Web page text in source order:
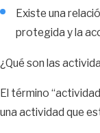
Existe una
protegida y la
¿Qué son las
El término
una actividad que